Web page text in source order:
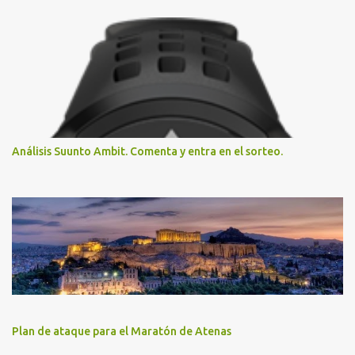
Análisis Suunto Ambit. Comenta y entra en el sorteo.
Plan de ataque para el Maratón de Atenas